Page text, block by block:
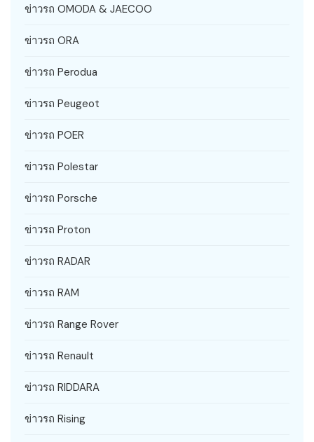
ข่าวรถ OMODA & JAECOO
ข่าวรถ ORA
ข่าวรถ Perodua
ข่าวรถ Peugeot
ข่าวรถ POER
ข่าวรถ Polestar
ข่าวรถ Porsche
ข่าวรถ Proton
ข่าวรถ RADAR
ข่าวรถ RAM
ข่าวรถ Range Rover
ข่าวรถ Renault
ข่าวรถ RIDDARA
ข่าวรถ Rising